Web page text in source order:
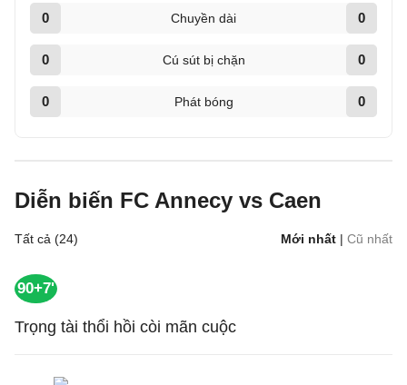
0 Chuyền dài 0
0 Cú sút bị chặn 0
0 Phát bóng 0
Diễn biến FC Annecy vs Caen
Tất cả (24) Mới nhất | Cũ nhất
90+7'
Trọng tài thổi hồi còi mãn cuộc